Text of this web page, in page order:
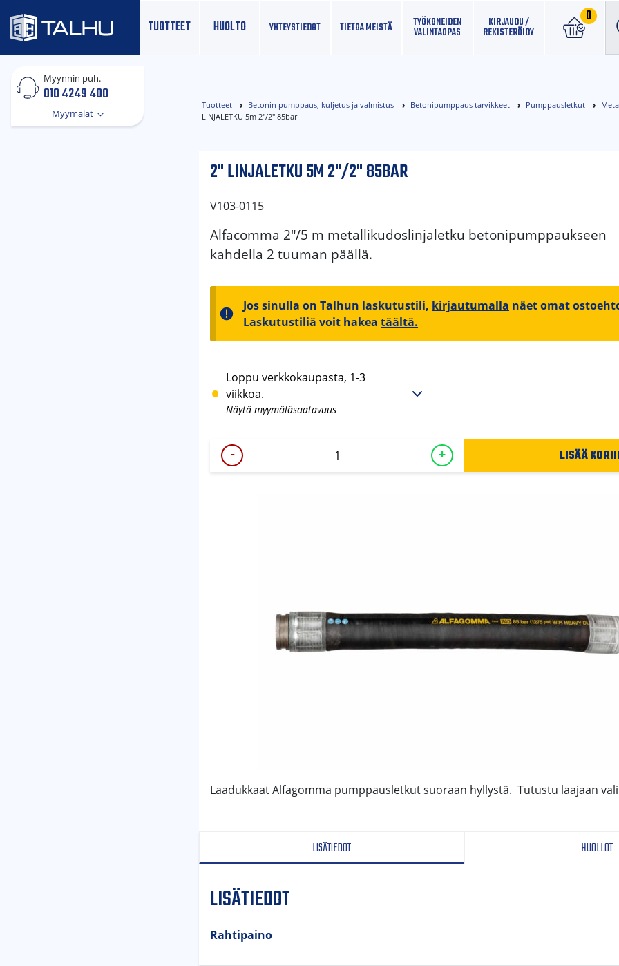
TUOTTEET HUOLTO
0
YHTEYS­TIEDOT TIETOA MEISTÄ TYÖKONEIDEN
VALINTAOPAS
KIRJAUDU /
REKISTERÖIDY
Myynnin puh.
010 4249 400
Myymälät
Tuotteet Betonin pumppaus, kuljetus ja valmistus Betonipumppaus tarvikkeet Pumppausletkut
LINJALETKU 5m 2"/2" 85bar
2" LINJALETKU 5M 2"/2" 85BAR
V103-0115
Alfacomma 2″/5 m metallikudoslinjaletku betonipumppaukseen
kahdella 2 tuuman päällä.
Jos sinulla on Talhun laskutustili, kirjautumalla näet omat
Laskutustiliä voit hakea täältä.
Loppu verkkokaupasta, 1-3
viikkoa.
Näytä myymäläsaatavuus
-
LINJALETKU
+ LISÄÄ
LISÄTIEDOT HUOLLOT
LISÄTIEDOT
Rahtipaino
Laadukkaat Alfagomma pumppausletkut suoraan hyllystä. Tutustu laajaan